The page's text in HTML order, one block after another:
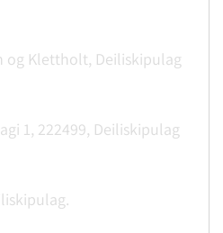
og Klettholt, Deiliskipulag
1, 222499, Deiliskipulag